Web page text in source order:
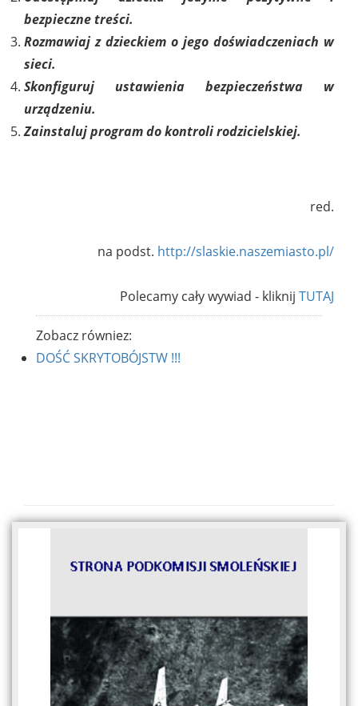
bezpieczne treści.
Rozmawiaj z dzieckiem o jego doświadczeniach w
sieci.
Skonfiguruj ustawienia bezpieczeństwa w
urządzeniu.
Zainstaluj program do kontroli rodzicielskiej.
red.
na podst. http://slaskie.naszemiasto.pl/
Polecamy cały wywiad - kliknij TUTAJ
Zobacz równiez:
DOŚĆ SKRYTOBÓJSTW !!!